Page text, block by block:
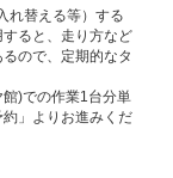
れ替える等）する
ると、走り方など
ので、定期的なタ
)での作業1台分単
」よりお進みくだ